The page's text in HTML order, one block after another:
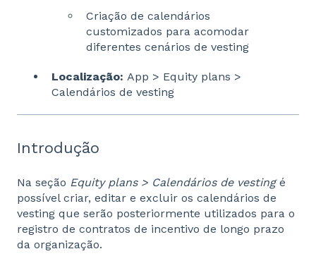
Criação de calendários
customizados para acomodar
diferentes cenários de vesting
Localização: App > Equity plans >
Calendários de vesting
Introdução
Na seção Equity plans > Calendários de vestingé
possível criar, editar e excluir os calendários de
vesting que serão posteriormente utilizados para o
registro de contratos de incentivo de longo prazo
da organização.